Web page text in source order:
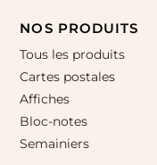
NOS PRODUITS
Tous les produits
Cartes postales
Affiches
Bloc-notes
Semainiers